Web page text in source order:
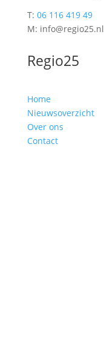
T: 06 116 419 49
M: info@regio25.nl
Regio25
Home
Nieuwsoverzicht
Over ons
Contact